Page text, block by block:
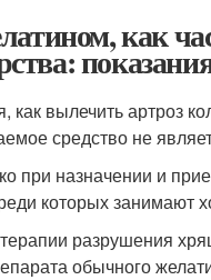
как
как вылечить артроз
средство не
при назначении и
которых занимают
разрушения
обычного